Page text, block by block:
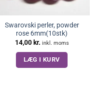
Swarovski perler, powder
rose 6mm(10stk)
14,00 kr. inkl. moms
LÆG I KURV